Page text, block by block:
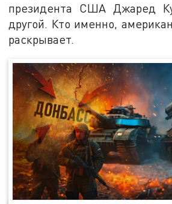
президента США Джаред
другой. Кто именно,
раскрывает.